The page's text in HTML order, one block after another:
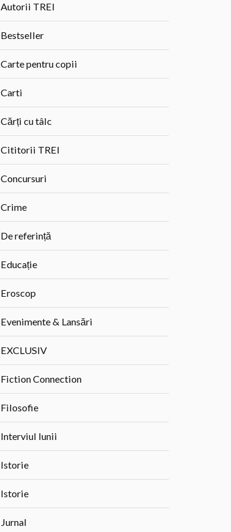
Autorii TREI
Bestseller
Carte pentru copii
Carti
Cărți cu tâlc
Cititorii TREI
Concursuri
Crime
De referință
Educație
Eroscop
Evenimente & Lansări
EXCLUSIV
Fiction Connection
Filosofie
Interviul lunii
Istorie
Istorie
Jurnal